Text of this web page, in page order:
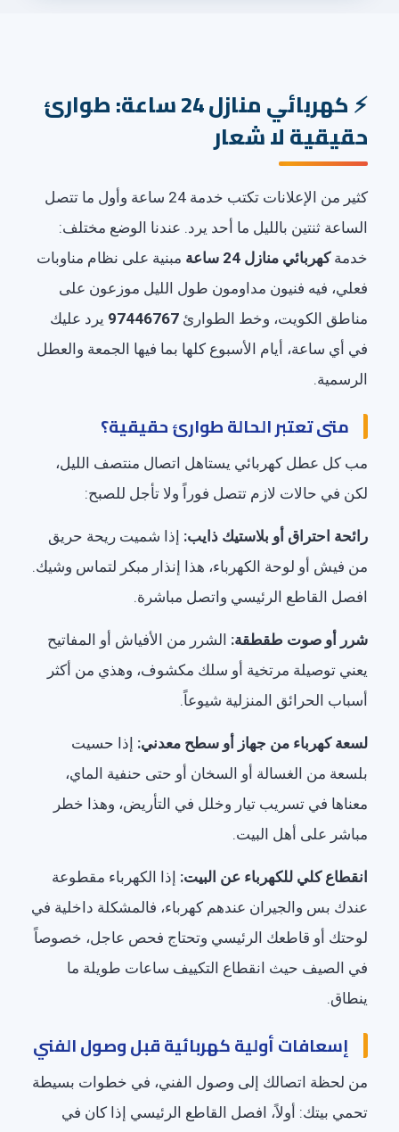
كهربائي منازل 24 ساعة: طوارئ
حقيقية لا شعار
كثير من الإعلانات تكتب خدمة 24 ساعة وأول ما تتصل
الساعة ثنتين بالليل ما أحد يرد. عندنا الوضع مختلف:
خدمةكهربائي منازل 24 ساعة
مبنية على نظام مناوبات
فعلي، فيه فنيون مداومون طول الليل موزعون على
مناطق الكويت، وخط الطوارئ 97446767 يرد عليك
في أي ساعة، أيام الأسبوع كلها بما فيها الجمعة والعطل
الرسمية.
متى تعتبر الحالة طوارئ حقيقية؟
مب كل عطل كهربائي يستاهل اتصال منتصف الليل،
لكن في حالات لازم تتصل فوراً ولا تأجل للصبح:
رائحة احتراق أو بلاستيك ذايب: إذا شميت ريحة حريق
من فيش أو لوحة الكهرباء، هذا إنذار مبكر لتماس وشيك.
افصل القاطع الرئيسي واتصل مباشرة.
شرر أو صوت طقطقة: الشرر من الأفياش أو المفاتيح
يعني توصيلة مرتخية أو سلك مكشوف، وهذي من أكثر
أسباب الحرائق المنزلية شيوعاً.
لسعة كهرباء من جهاز أو سطح معدني: إذا حسيت
بلسعة من الغسالة أو السخان أو حتى حنفية الماي،
معناها في تسريب تيار وخلل في التأريض، وهذا خطر
مباشر على أهل البيت.
انقطاع كلي للكهرباء عن البيت: إذا الكهرباء مقطوعة
عندك بس والجيران عندهم كهرباء، فالمشكلة داخلية في
لوحتك أو قاطعك الرئيسي وتحتاج فحص عاجل، خصوصاً
في الصيف حيث انقطاع التكييف ساعات طويلة ما
ينطاق.
إسعافات أولية كهربائية قبل وصول الفني
من لحظة اتصالك إلى وصول الفني، في خطوات بسيطة
تحمي بيتك: أولاً، افصل القاطع الرئيسي إذا كان في